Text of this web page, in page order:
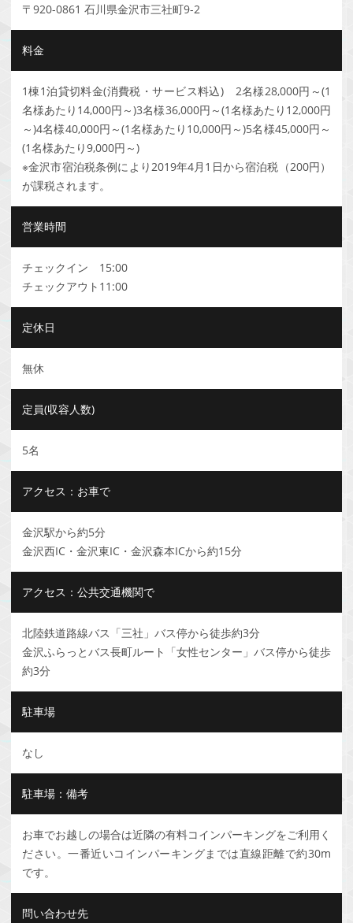
〒920-0861 石川県金沢市三社町9-2
料金
1棟1泊貸切料金(消費税・サービス料込) 2名様28,000円～(1
名様あたり14,000円～)3名様36,000円～(1名様あたり12,000円
～)4名様40,000円～(1名様あたり10,000円～)5名様45,000円～
(1名様あたり9,000円～)
※金沢市宿泊税条例により2019年4月1日から宿泊税（200円）
が課税されます。
営業時間
チェックイン 15:00
チェックアウト11:00
定休日
無休
定員(収容人数)
5名
アクセス：お車で
金沢駅から約5分
金沢西IC・金沢東IC・金沢森本ICから約15分
アクセス：公共交通機関で
北陸鉄道路線バス「三社」バス停から徒歩約3分
金沢ふらっとバス長町ルート「女性センター」バス停から徒歩
約3分
駐車場
なし
駐車場：備考
お車でお越しの場合は近隣の有料コインパーキングをご利用く
ださい。一番近いコインパーキングまでは直線距離で約30m
です。
問い合わせ先